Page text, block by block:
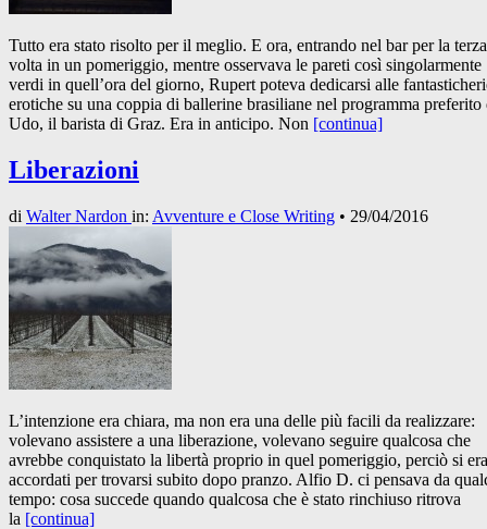
Tutto era stato risolto per il meglio. E ora, entrando nel bar per la terza
volta in un pomeriggio, mentre osservava le pareti così singolarmente
verdi in quell’ora del giorno, Rupert poteva dedicarsi alle
erotiche su una coppia di ballerine brasiliane nel programma preferito
Udo, il barista di Graz. Era in anticipo. Non [continua]
Liberazioni
di Walter Nardon in: Avventure e Close Writing • 29/04/2016
L’intenzione era chiara, ma non era una delle più facili da realizzare:
volevano assistere a una liberazione, volevano seguire qualcosa che
avrebbe conquistato la libertà proprio in quel pomeriggio, perciò si
accordati per trovarsi subito dopo pranzo. Alfio D. ci pensava da
tempo: cosa succede quando qualcosa che è stato rinchiuso ritrova
la [continua]